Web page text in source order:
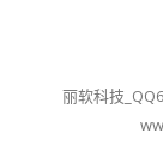
丽软科技